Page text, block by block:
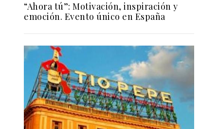
“Ahora tú”: Motivación, inspiración y
emoción. Evento único en España